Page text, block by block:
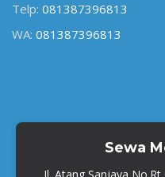
Telp: 081387396813
WA: 081387396813
Sewa